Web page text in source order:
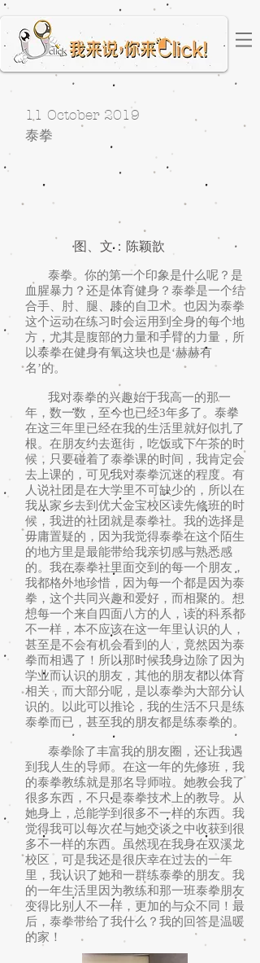
11 October 2019
泰拳
泰拳。你的第一个印象是什么呢？是
血腥暴力？还是体育健身？泰拳是一个结
合手、肘、腿、膝的自卫术。也因为泰拳
这个运动在练习时会运用到全身的每个地
方，尤其是腹部的力量和手臂的力量，所
以泰拳在健身有氧这块也是‘赫赫有
名’的。
我对泰拳的兴趣始于我高一的那一
年，数一数，至今也已经3年多了。泰拳
在这三年里已经在我的生活里就好似扎了
根。在朋友约去逛街，吃饭或下午茶的时
候，只要碰着了泰拳课的时间，我肯定会
去上课的，可见我对泰拳沉迷的程度。有
人说社团是在大学里不可缺少的，所以在
我从家乡去到优大金宝校区读先修班的时
候，我进的社团就是泰拳社。我的选择是
毋庸置疑的，因为我觉得泰拳在这个陌生
的地方里是最能带给我亲切感与熟悉感
的。我在泰拳社里面交到的每一个朋友，
我都格外地珍惜，因为每一个都是因为泰
拳，这个共同兴趣和爱好，而相聚的。想
想每一个来自四面八方的人，读的科系都
不一样，本不应该在这一年里认识的人，
甚至是不会有机会看到的人，竟然因为泰
拳而相遇了！所以那时候我身边除了因为
学业而认识的朋友，其他的朋友都以体育
相关，而大部分呢，是以泰拳为大部分认
识的。以此可以推论，我的生活不只是练
泰拳而已，甚至我的朋友都是练泰拳的。
泰拳除了丰富我的朋友圈，还让我遇
到我人生的导师。在这一年的先修班，我
的泰拳教练就是那名导师啦。她教会我了
很多东西，不只是泰拳技术上的教导。从
她身上，总能学到很多不一样的东西。我
觉得我可以每次在与她交谈之中收获到很
多不一样的东西。虽然现在我身在双溪龙
校区，可是我还是很庆幸在过去的一年
里，我认识了她和一群练泰拳的朋友。我
的一年生活里因为教练和那一班泰拳朋友
变得比别人不一样，更加的与众不同！最
后，泰拳带给了我什么？我的回答是温暖
的家！
图、文：陈颖歆